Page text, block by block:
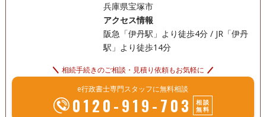
兵庫県宝塚市
アクセス情報
阪急「伊丹駅」より徒歩4分 / JR「伊丹
駅」より徒歩14分
相続手続きのご相談・見積り依頼もお気軽に
e行政書士専門スタッフに無料相談
0120-919-703
相談
無料